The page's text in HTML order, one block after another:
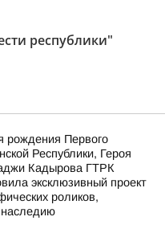
республики"
рождения Первого
Республики, Героя
Кадырова ГТРК
эксклюзивный проект
роликов,